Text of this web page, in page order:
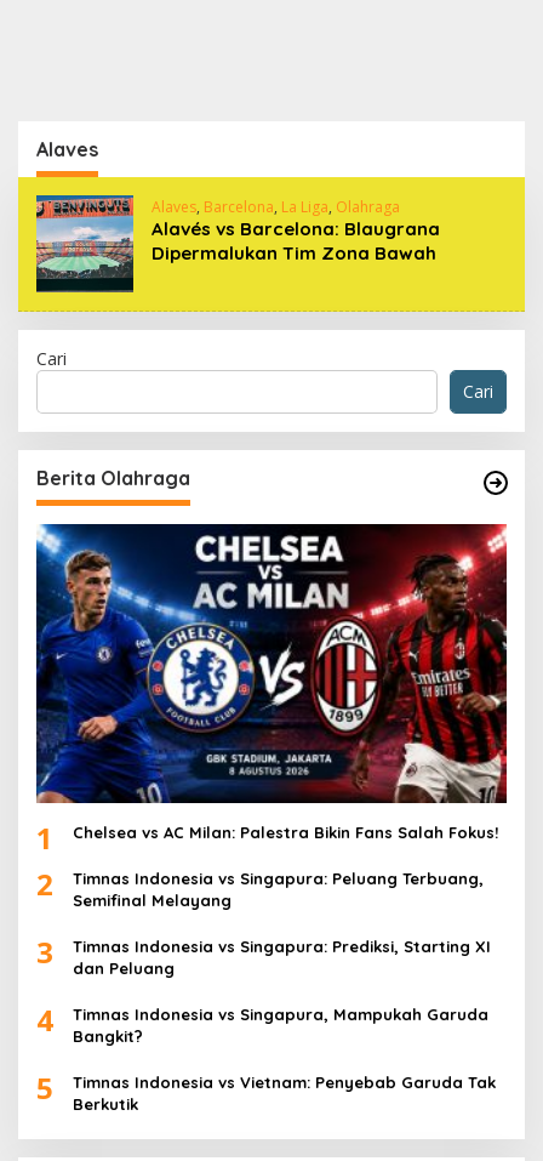
Alaves
Alaves, Barcelona, La Liga, Olahraga
Alavés vs Barcelona: Blaugrana
Dipermalukan Tim Zona Bawah
Cari
Cari
Berita Olahraga
1 Chelsea vs AC Milan: Palestra Bikin Fans Salah Fokus!
2
Timnas Indonesia vs Singapura: Peluang Terbuang,
Semifinal Melayang
3
Timnas Indonesia vs Singapura: Prediksi, Starting XI
dan Peluang
4
Timnas Indonesia vs Singapura, Mampukah Garuda
Bangkit?
5
Timnas Indonesia vs Vietnam: Penyebab Garuda Tak
Berkutik